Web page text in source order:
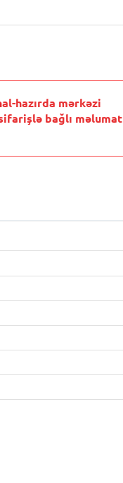
hazırda mərkəzi
bağlı məlumat